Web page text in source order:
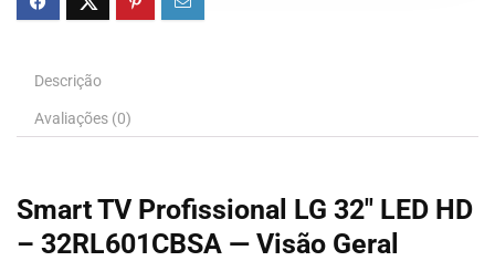
Descrição
Avaliações (0)
Smart TV Profissional LG 32″ LED HD
– 32RL601CBSA — Visão Geral